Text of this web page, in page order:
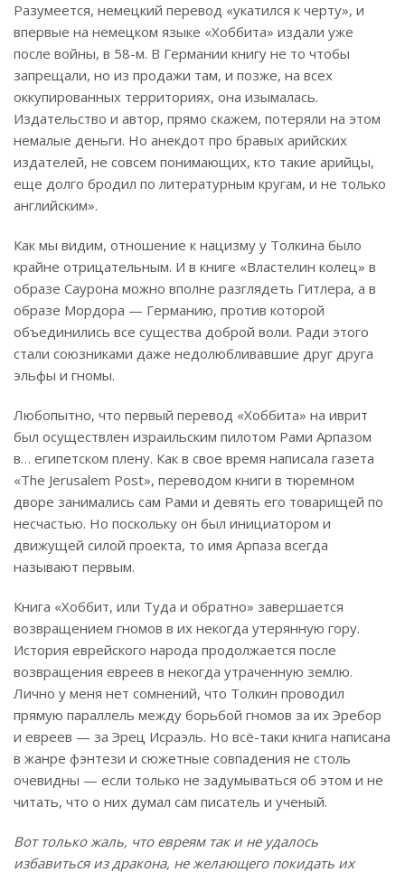
Разумеется, немецкий перевод «укатился к черту», и
впервые на немецком языке «Хоббита» издали уже
после войны, в 58-м. В Германии книгу не то чтобы
запрещали, но из продажи там, и позже, на всех
оккупированных территориях, она изымалась.
Издательство и автор, прямо скажем, потеряли на этом
немалые деньги. Но анекдот про бравых арийских
издателей, не совсем понимающих, кто такие арийцы,
еще долго бродил по литературным кругам, и не только
английским».
Как мы видим, отношение к нацизму у Толкина было
крайне отрицательным. И в книге «Властелин колец» в
образе Саурона можно вполне разглядеть Гитлера, а в
образе Мордора — Германию, против которой
объединились все существа доброй воли. Ради этого
стали союзниками даже недолюбливавшие друг друга
эльфы и гномы.
Любопытно, что первый перевод «Хоббита» на иврит
был осуществлен израильским пилотом Рами Арпазом
в… египетском плену. Как в свое время написала газета
«The Jerusalem Post», переводом книги в тюремном
дворе занимались сам Рами и девять его товарищей по
несчастью. Но поскольку он был инициатором и
движущей силой проекта, то имя Арпаза всегда
называют первым.
Книга «Хоббит, или Туда и обратно» завершается
возвращением гномов в их некогда утерянную гору.
История еврейского народа продолжается после
возвращения евреев в некогда утраченную землю.
Лично у меня нет сомнений, что Толкин проводил
прямую параллель между борьбой гномов за их Эребор
и евреев — за Эрец Исраэль. Но всё-таки книга написана
в жанре фэнтези и сюжетные совпадения не столь
очевидны — если только не задумываться об этом и не
читать, что о них думал сам писатель и ученый.
Вот только жаль, что евреям так и не удалось
избавиться из дракона, не желающего покидать их